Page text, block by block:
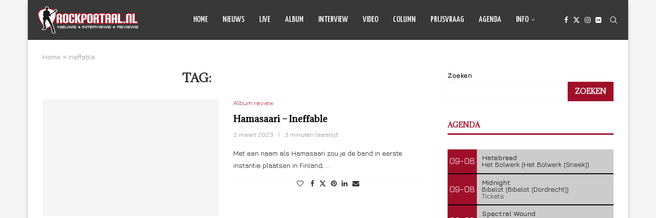
HOME NIEUWS LIVE ALBUM INTERVIEW VIDEO COLUMN PRIJSVRAAG AGENDA INFO
Home » Ineffable
TAG:
Album review
Hamasaari – Ineffable
2 maart 2023 3 minuten leestijd
Met een naam als Hamasaari zou je de band in eerste
instantie plaatsen in Finland, …
Zoeken
ZOEKEN
AGENDA
09-08
Hatebreed
Het Bolwerk (Het Bolwerk (Sneek))
09-08
Midnight
Bibelot (Bibelot (Dordrecht))
Tickets
Spectral Wound